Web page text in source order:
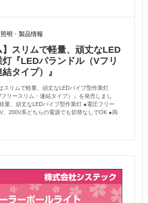
照明 ・製品情報
】スリムで軽量、頑丈なLED
『LEDパランドル（Vフリ
タイプ）』
スリムで軽量、頑丈なLEDパイプ型作業灯
フリースリム・連結タイプ）』を発売しまし
量、頑丈なLEDパイプ型作業灯 ●電圧フリー
、200V系どちらの電源でも切替なしでOK ●両